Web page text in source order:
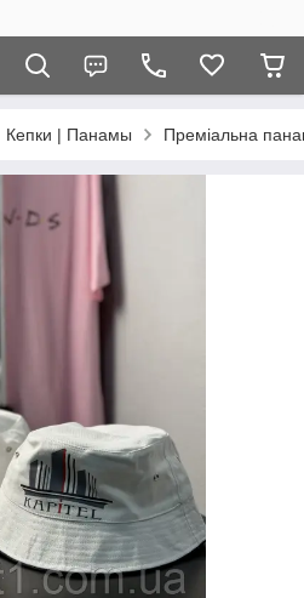
Кепки | Панамы Преміальна